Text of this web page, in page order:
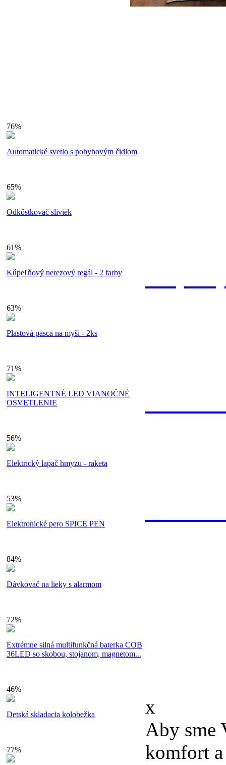
76%
Automatické svetlo s pohybovým čidlom
65%
Odkôstkovač sliviek
61%
Kúpeľňový nerezový regál - 2 farby
63%
Plastová pasca na myši - 2ks
71%
INTELIGENTNÉ LED VIANOČNÉ
OSVETLENIE
56%
Elektrický lapač hmyzu - raketa
53%
Elektronické pero SPICE PEN
84%
Dávkovač na lieky s alarmom
72%
Extrémne silná multifunkčná baterka COB
36LED so skobou, stojanom, magnetom...
46%
Detská skladacia kolobežka
77%
x
Aby sme
komfort